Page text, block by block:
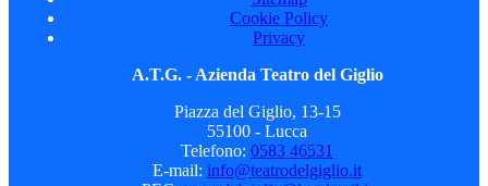
Cookie Policy
Privacy
A.T.G. - Azienda Teatro del Giglio
Piazza del Giglio, 13-15
55100 - Lucca
Telefono: 0583 46531
E-mail: info@teatrodelgiglio.it